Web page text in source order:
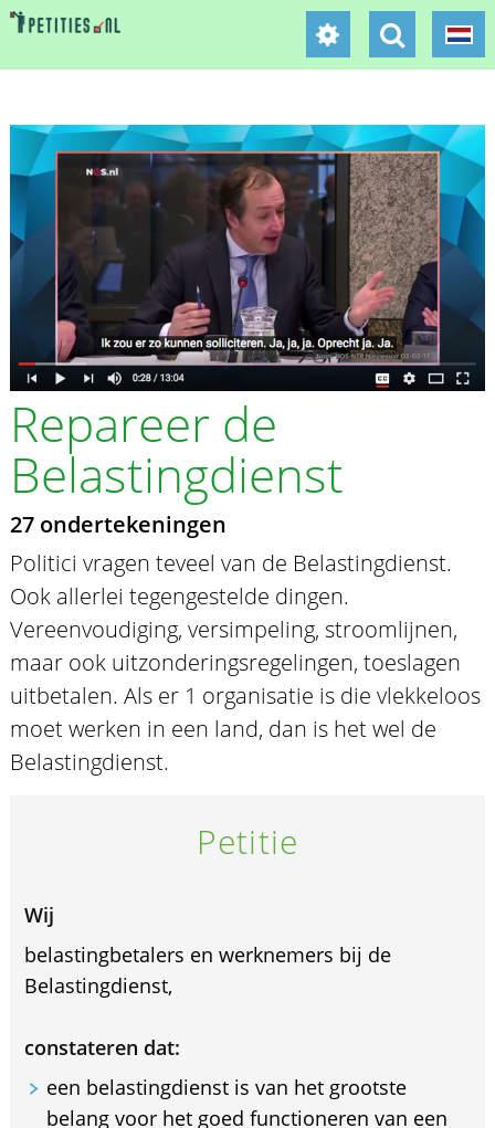
Repareer de
Belastingdienst
27 ondertekeningen
Politici vragen teveel van de Belastingdienst.
Ook allerlei tegengestelde dingen.
Vereenvoudiging, versimpeling, stroomlijnen,
maar ook uitzonderingsregelingen, toeslagen
uitbetalen. Als er 1 organisatie is die vlekkeloos
moet werken in een land, dan is het wel de
Belastingdienst.
Petitie
Wij
belastingbetalers en werknemers bij de
Belastingdienst,
constateren dat:
een belastingdienst is van het grootste
belang voor het goed functioneren van een